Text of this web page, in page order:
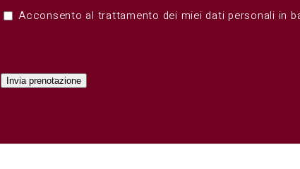
Acconsento al trattamento dei miei dati personali in
Invia prenotazione